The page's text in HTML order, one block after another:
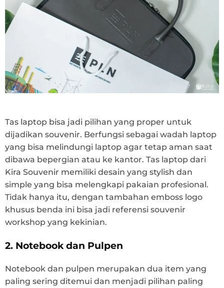
Tas laptop bisa jadi pilihan yang proper untuk
dijadikan souvenir. Berfungsi sebagai wadah laptop
yang bisa melindungi laptop agar tetap aman saat
dibawa bepergian atau ke kantor. Tas laptop dari
Kira Souvenir memiliki desain yang stylish dan
simple yang bisa melengkapi pakaian profesional.
Tidak hanya itu, dengan tambahan emboss logo
khusus benda ini bisa jadi referensi souvenir
workshop yang kekinian.
2. Notebook dan Pulpen
Notebook dan pulpen merupakan dua item yang
paling sering ditemui dan menjadi pilihan paling